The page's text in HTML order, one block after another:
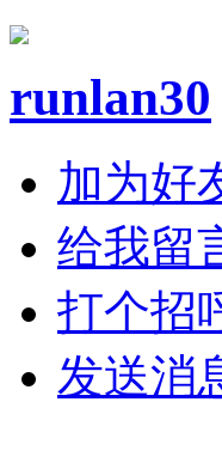
runlan30
加为好
给我留
打个招
发送消